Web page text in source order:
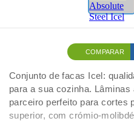
COMPARAR
Conjunto de facas Icel:
para a sua cozinha.
parceiro perfeito para cortes
superior, com crómio-